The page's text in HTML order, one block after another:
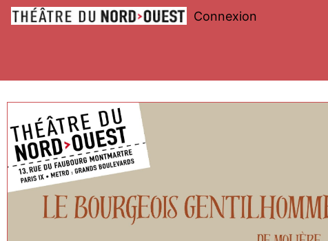
Connexion